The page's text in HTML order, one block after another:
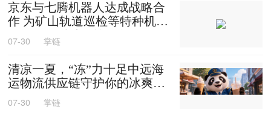
京东与七腾机器人达成战略合
作 为矿山轨道巡检等特种机器
人提供售后维修等服务
07-30 掌链
清凉一夏，“冻”力十足中远海
运物流供应链守护你的冰爽夏
天
07-30 掌链